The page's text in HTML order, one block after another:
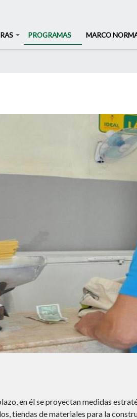
PROGRAMAS MARCO
en él se proyectan medidas
tiendas de materiales para la